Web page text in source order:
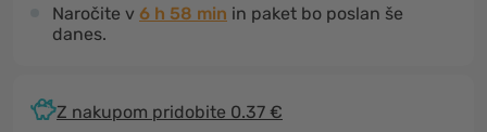
Naročite v 6 h 58 min in paket bo poslan še
danes.
Z nakupom pridobite 0.37 €